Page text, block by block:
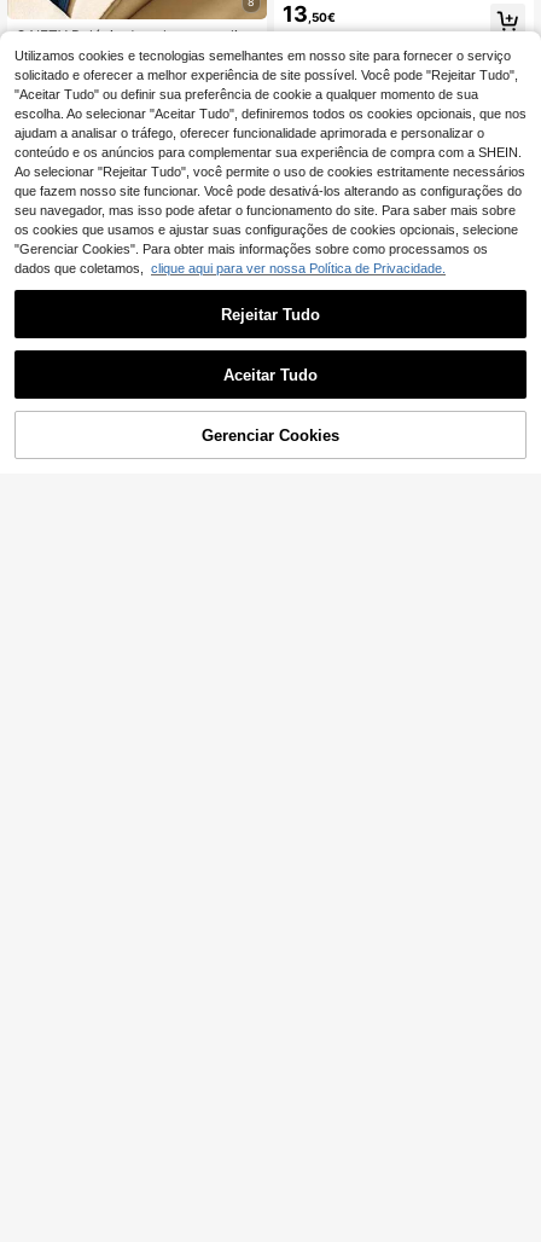
GAIETY Relógio de pulso masculino
clássico com numerais romanos (1
unidade) - Relógio de quartzo mode
rno em cor sólida com pulseira de c
ouro PU durável - Relógio casual el
egante e confortável
21 Left
5,39€5,44€
ande capacidade, ideal para guarda
r e exibir joias - Presente perfeito p
ara o Dia dos Namorados.
13 ,50€
ADICIONAR AO CARRINHO
Utilizamos cookies e tecnologias semelhantes em nosso site para fornecer o serviço
solicitado e oferecer a melhor experiência de site possível. Você pode "Rejeitar Tudo",
"Aceitar Tudo" ou definir sua preferência de cookie a qualquer momento de sua
escolha. Ao selecionar "Aceitar Tudo", definiremos todos os cookies opcionais, que nos
ajudam a analisar o tráfego, oferecer funcionalidade aprimorada e personalizar o
conteúdo e os anúncios para complementar sua experiência de compra com a SHEIN.
Ao selecionar "Rejeitar Tudo", você permite o uso de cookies estritamente necessários
que fazem nosso site funcionar. Você pode desativá-los alterando as configurações do
seu navegador, mas isso pode afetar o funcionamento do site. Para saber mais sobre
os cookies que usamos e ajustar suas configurações de cookies opcionais, selecione
"Gerenciar Cookies". Para obter mais informações sobre como processamos os
dados que coletamos, clique aqui para ver nossa Política de Privacidade.
Rejeitar Tudo
Aceitar Tudo
Gerenciar Cookies